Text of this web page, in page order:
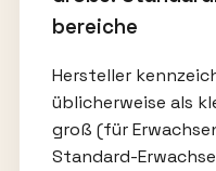
bereiche
Hersteller
üblicherweise als
groß (für
Standard-